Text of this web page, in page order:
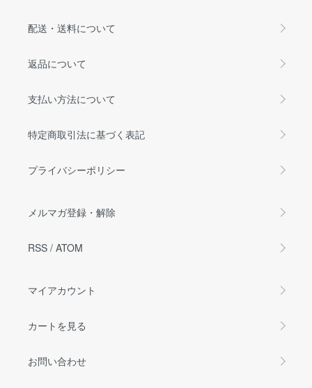
配送・送料について
返品について
支払い方法について
特定商取引法に基づく表記
プライバシーポリシー
メルマガ登録・解除
RSS / ATOM
マイアカウント
カートを見る
お問い合わせ